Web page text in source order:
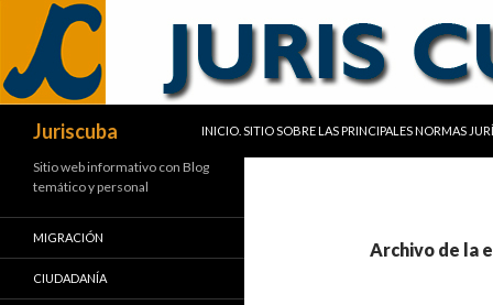
Juriscuba
INICIO. SITIO SOBRE LAS PRINCIPALES NORMAS
Archivo de la
Sitio web informativo con Blog
temático y personal
MIGRACIÓN
CIUDADANÍA